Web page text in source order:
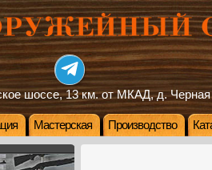
шоссе, 13 км. от МКАД, д. Черная
Мастерская Производство